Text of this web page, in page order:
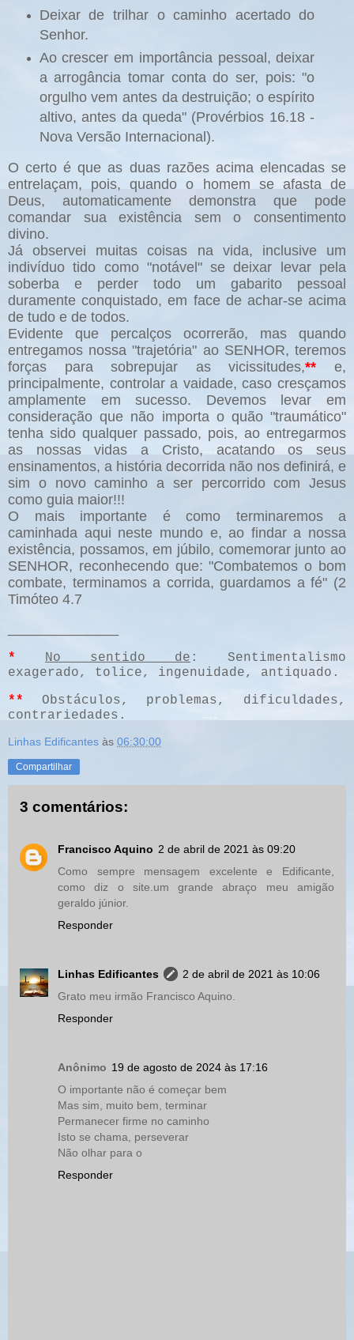
Deixar de trilhar o caminho acertado do
Senhor.
Ao crescer em importância pessoal, deixar
a arrogância tomar conta do ser, pois: "o
orgulho vem antes da destruição; o espírito
altivo, antes da queda" (Provérbios 16.18 -
Nova Versão Internacional).
O certo é que as duas razões acima elencadas se
entrelaçam, pois, quando o homem se afasta de
Deus, automaticamente demonstra que pode
comandar sua existência sem o consentimento
divino.
Já observei muitas coisas na vida, inclusive um
indivíduo tido como "notável" se deixar levar pela
soberba e perder todo um gabarito pessoal
duramente conquistado, em face de achar-se acima
de tudo e de todos.
Evidente que percalços ocorrerão, mas quando
entregamos nossa "trajetória" ao SENHOR, teremos
forças para sobrepujar as vicissitudes,** e,
principalmente, controlar a vaidade, caso cresçamos
amplamente em sucesso. Devemos levar em
consideração que não importa o quão "traumático"
tenha sido qualquer passado, pois, ao entregarmos
as nossas vidas a Cristo, acatando os seus
ensinamentos, a história decorrida não nos definirá, e
sim o novo caminho a ser percorrido com Jesus
como guia maior!!!
O mais importante é como terminaremos a
caminhada aqui neste mundo e, ao findar a nossa
existência, possamos, em júbilo, comemorar junto ao
SENHOR, reconhecendo que: "Combatemos o bom
combate, terminamos a corrida, guardamos a fé" (2
Timóteo 4.7
* No sentido de : Sentimentalismo
exagerado, tolice, ingenuidade, antiquado.
**
Obstáculos, problemas, dificuldades,
contrariedades.
Linhas Edificantes às 06:30:00
Compartilhar
3 comentários:
Francisco Aquino 2 de abril de 2021 às 09:20
Como sempre mensagem excelente e Edificante,
como diz o site.um grande abraço meu amigão
geraldo júnior.
Responder
Linhas Edificantes
2 de abril de 2021 às 10:06
Grato meu irmão Francisco Aquino.
Responder
Anônimo 19 de agosto de 2024 às 17:16
O importante não é começar bem
Mas sim, muito bem, terminar
Permanecer firme no caminho
Isto se chama, perseverar
Não olhar para o
Responder